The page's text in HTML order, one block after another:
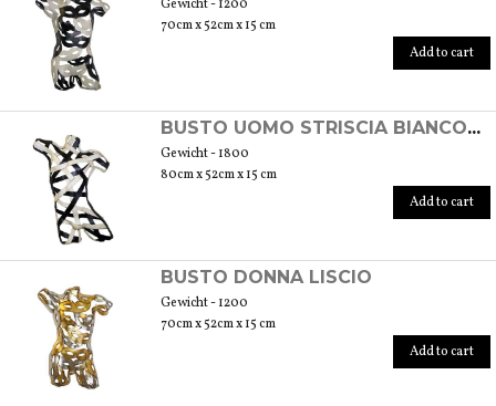
Gewicht - 1200
70cm x 52cm x 15 cm
Add to cart
BUSTO UOMO STRISCIA BIANCONERO
Gewicht - 1800
80cm x 52cm x 15 cm
Add to cart
BUSTO DONNA LISCIO
Gewicht - 1200
70cm x 52cm x 15 cm
Add to cart